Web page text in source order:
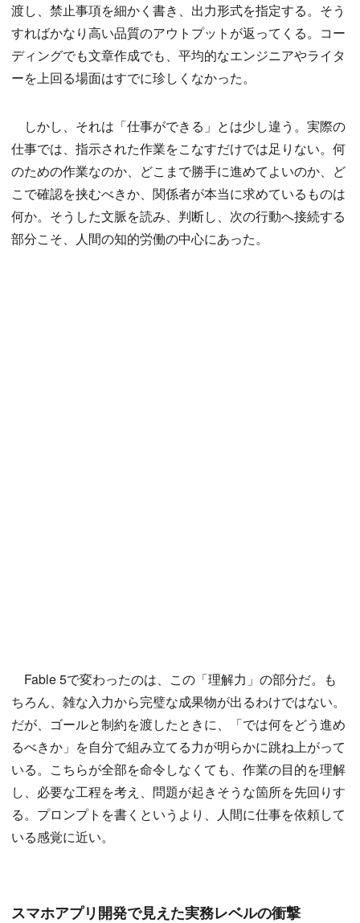
渡し、禁止事項を細かく書き、出力形式を指定する。そう
すればかなり高い品質のアウトプットが返ってくる。コー
ディングでも文章作成でも、平均的なエンジニアやライタ
ーを上回る場面はすでに珍しくなかった。
しかし、それは「仕事ができる」とは少し違う。実際の
仕事では、指示された作業をこなすだけでは足りない。何
のための作業なのか、どこまで勝手に進めてよいのか、ど
こで確認を挟むべきか、関係者が本当に求めているものは
何か。そうした文脈を読み、判断し、次の行動へ接続する
部分こそ、人間の知的労働の中心にあった。
Fable 5で変わったのは、この「理解力」の部分だ。も
ちろん、雑な入力から完璧な成果物が出るわけではない。
だが、ゴールと制約を渡したときに、「では何をどう進め
るべきか」を自分で組み立てる力が明らかに跳ね上がって
いる。こちらが全部を命令しなくても、作業の目的を理解
し、必要な工程を考え、問題が起きそうな箇所を先回りす
る。プロンプトを書くというより、人間に仕事を依頼して
いる感覚に近い。
スマホアプリ開発で見えた実務レベルの衝撃